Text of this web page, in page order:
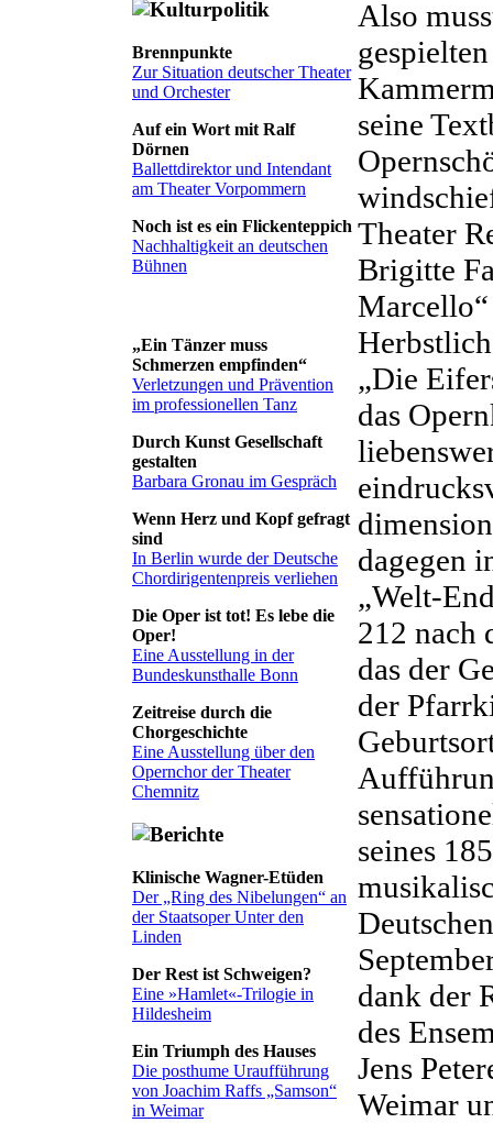
Brennpunkte
Zur Situation deutscher Theater
und Orchester
Auf ein Wort mit Ralf
Dörnen
Ballettdirektor und Intendant
am Theater Vorpommern
Noch ist es ein Flickenteppich
Nachhaltigkeit an deutschen
Bühnen
„Ein Tänzer muss
Schmerzen empfinden“
Verletzungen und Prävention
im professionellen Tanz
Durch Kunst Gesellschaft
gestalten
Barbara Gronau im Gespräch
Wenn Herz und Kopf gefragt
sind
In Berlin wurde der Deutsche
Chordirigentenpreis verliehen
Die Oper ist tot! Es lebe die
Oper!
Eine Ausstellung in der
Bundeskunsthalle Bonn
Zeitreise durch die
Chorgeschichte
Eine Ausstellung über den
Opernchor der Theater
Chemnitz
Klinische Wagner-Etüden
Der „Ring des Nibelungen“ an
der Staatsoper Unter den
Linden
Der Rest ist Schweigen?
Eine »Hamlet«-Trilogie in
Hildesheim
Ein Triumph des Hauses
Die posthume Uraufführung
von Joachim Raffs „Samson“
in Weimar
Also
seine
Theater
Brigitte
„Die
das
dagegen
„Welt-
212 nach
das der
der
seines
dank der
des
Jens
Weimar